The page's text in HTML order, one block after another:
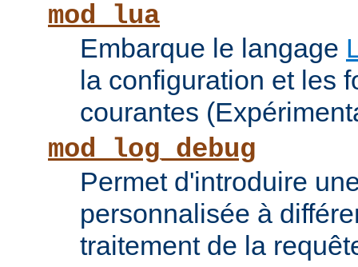
mod_lua
Embarque le langage
la configuration et les
courantes
mod_log_debug
Permet d'introduire
personnalisée à
traitement de la